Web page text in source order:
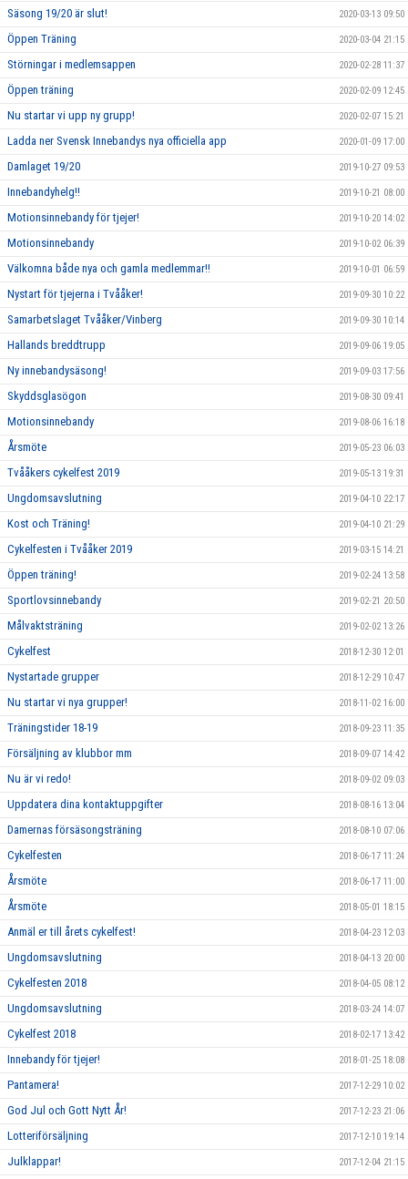
Säsong 19/20 är slut! 2020-03-13 09:50
Öppen Träning 2020-03-04 21:15
Störningar i medlemsappen 2020-02-28 11:37
Öppen träning 2020-02-09 12:45
Nu startar vi upp ny grupp! 2020-02-07 15:21
Ladda ner Svensk Innebandys nya officiella app 2020-01-09 17:00
Damlaget 19/20 2019-10-27 09:53
Innebandyhelg!! 2019-10-21 08:00
Motionsinnebandy för tjejer! 2019-10-20 14:02
Motionsinnebandy 2019-10-02 06:39
Välkomna både nya och gamla medlemmar!! 2019-10-01 06:59
Nystart för tjejerna i Tvååker! 2019-09-30 10:22
Samarbetslaget Tvååker/Vinberg 2019-09-30 10:14
Hallands breddtrupp 2019-09-06 19:05
Ny innebandysäsong! 2019-09-03 17:56
Skyddsglasögon 2019-08-30 09:41
Motionsinnebandy 2019-08-06 16:18
Årsmöte 2019-05-23 06:03
Tvååkers cykelfest 2019 2019-05-13 19:31
Ungdomsavslutning 2019-04-10 22:17
Kost och Träning! 2019-04-10 21:29
Cykelfesten i Tvååker 2019 2019-03-15 14:21
Öppen träning! 2019-02-24 13:58
Sportlovsinnebandy 2019-02-21 20:50
Målvaktsträning 2019-02-02 13:26
Cykelfest 2018-12-30 12:01
Nystartade grupper 2018-12-29 10:47
Nu startar vi nya grupper! 2018-11-02 16:00
Träningstider 18-19 2018-09-23 11:35
Försäljning av klubbor mm 2018-09-07 14:42
Nu är vi redo! 2018-09-02 09:03
Uppdatera dina kontaktuppgifter 2018-08-16 13:04
Damernas försäsongsträning 2018-08-10 07:06
Cykelfesten 2018-06-17 11:24
Årsmöte 2018-06-17 11:00
Årsmöte 2018-05-01 18:15
Anmäl er till årets cykelfest! 2018-04-23 12:03
Ungdomsavslutning 2018-04-13 20:00
Cykelfesten 2018 2018-04-05 08:12
Ungdomsavslutning 2018-03-24 14:07
Cykelfest 2018 2018-02-17 13:42
Innebandy för tjejer! 2018-01-25 18:08
Pantamera! 2017-12-29 10:02
God Jul och Gott Nytt År! 2017-12-23 21:06
Lotteriförsäljning 2017-12-10 19:14
Julklappar! 2017-12-04 21:15